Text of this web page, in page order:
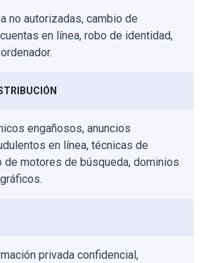
no autorizadas, cambio de
en línea, robo de identidad,
engañosos, anuncios
en línea, técnicas de
de motores de búsqueda, dominios
privada confidencial,